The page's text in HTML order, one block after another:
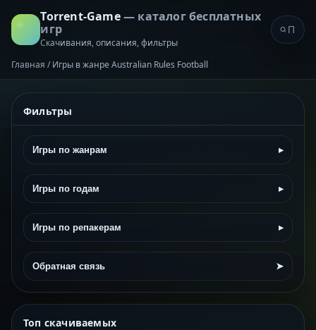
Torrent-Game— каталог бесплатных
игр
Скачивания, описания, фильтры
Главная / Игры в жанре Australian Rules Football
Фильтры
Игры по жанрам ▸
Игры по годам ▸
Игры по репакерам ▸
Обратная связь ➤
Топ скачиваемых